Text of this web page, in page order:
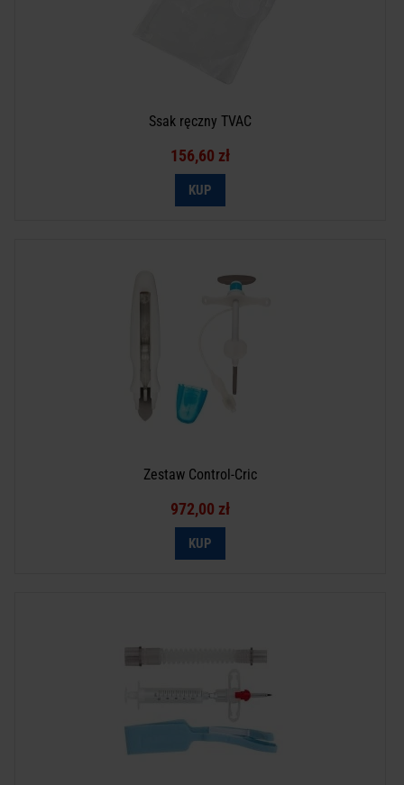
Ssak ręczny TVAC
156,60 zł
Zestaw Control-Cric
972,00 zł